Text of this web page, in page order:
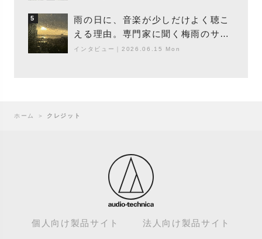
5
雨の日に、音楽が少しだけよく聴こ
える理由。専門家に聞く梅雨のサウ
ンドスケープ
インタビュー 2026.06.15 Mon
ホーム ＞ クレジット
個人向け製品サイト 法人向け製品サイト